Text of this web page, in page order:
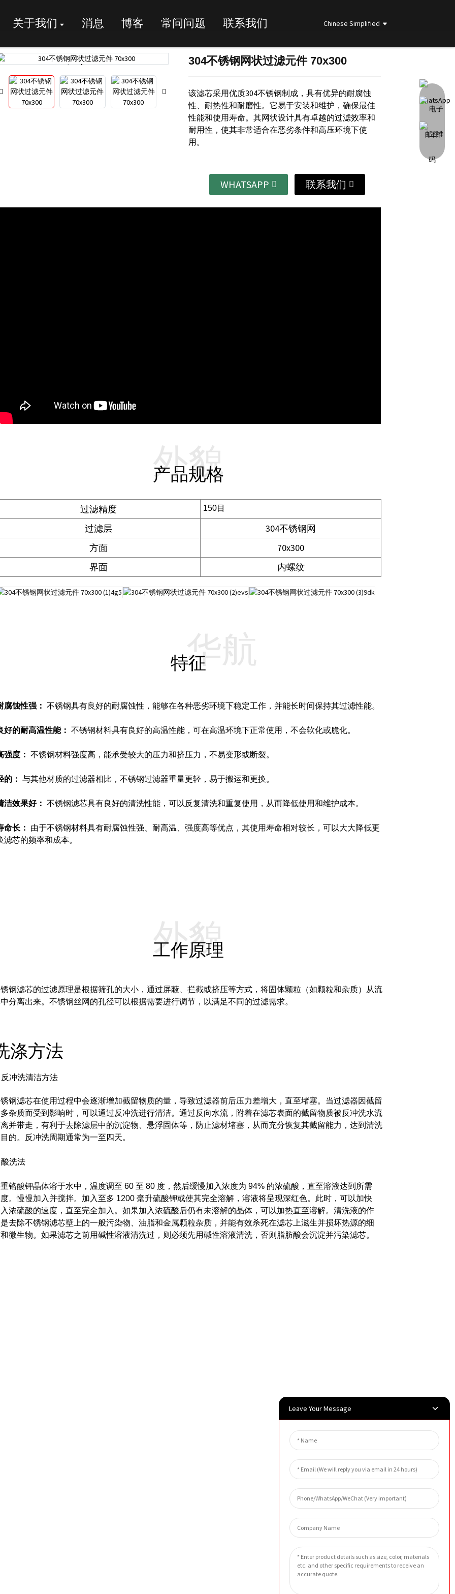
关于我们 消息 博客 常问问题 联系我们 Chinese Simplified
Loading...
Loading... Loading...
Loading...
304不锈钢网状过滤元件 70x300
该滤芯采用优质304不锈钢制成，具有优异的耐腐蚀
性、耐热性和耐磨性。它易于安装和维护，确保最佳
性能和使用寿命。其网状设计具有卓越的过滤效率和
耐用性，使其非常适合在恶劣条件和高压环境下使
用。
WHATSAPP 联系我们
产品规格
外貌
过滤精度 150目
过滤层
304不锈钢网
方面
70x300
界面
内螺纹
特征
华航
腐蚀性强： 不锈钢具有良好的耐腐蚀性，能够在各种恶劣环境下稳定工作，并能长时间保持其过滤性能。
好的耐高温性能： 不锈钢材料具有良好的高温性能，可在高温环境下正常使用，不会软化或脆化。
强度： 不锈钢材料强度高，能承受较大的压力和挤压力，不易变形或断裂。
的： 与其他材质的过滤器相比，不锈钢过滤器重量更轻，易于搬运和更换。
洁效果好： 不锈钢滤芯具有良好的清洗性能，可以反复清洗和重复使用，从而降低使用和维护成本。
命长：
由于不锈钢材料具有耐腐蚀性强、耐高温、强度高等优点，其使用寿命相对较长，可以大大降低更
滤芯的频率和成本。
工作原理
外貌
钢滤芯的过滤原理是根据筛孔的大小，通过屏蔽、拦截或挤压等方式，将固体颗粒（如颗粒和杂质）从流
分离出来。 不锈钢丝网的孔径可以根据需要进行调节，以满足不同的过滤需求。
涤方法
冲洗清洁方法
钢滤芯在使用过程中会逐渐增加截留物质的量，导致过滤器前后压力差增大，直至堵塞。 当过滤器因截留
杂质而受到影响时，可以通过反冲洗进行清洁。 通过反向水流，附着在滤芯表面的截留物质被反冲洗水流
并带走，有利于去除滤层中的沉淀物、悬浮固体等，防止滤材堵塞，从而充分恢复其截留能力，达到清洗
的。
反冲洗周期通常为一至四天。
洗法
铬酸钾晶体溶于水中，温度调至 60 至 80 度，然后缓慢加入浓度为 94% 的浓硫酸，直至溶液达到所需
。慢慢加入并搅拌。 加入至多 1200 毫升硫酸钾或使其完全溶解，溶液将呈现深红色。此时，可以加快
浓硫酸的速度，直至完全加入。 如果加入浓硫酸后仍有未溶解的晶体，可以加热直至溶解。 清洗液的作
去除不锈钢滤芯壁上的一般污染物、油脂和金属颗粒杂质，并能有效杀死在滤芯上滋生并损坏热源的细
微生物。 如果滤芯之前用碱性溶液清洗过，则必须先用碱性溶液清洗，否则脂肪酸会沉淀并污染滤芯。
Leave Your Message